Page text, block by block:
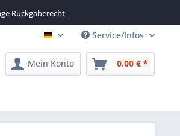
Rückgaberecht
Deutsch Service/Infos
Mein Konto 0,00 € *